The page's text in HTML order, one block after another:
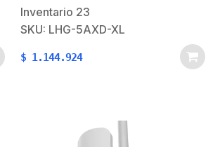
internet con una infraestructura
cercana, la nueva serie LHG Wi-Fi
6 está diseñada para el desafío. Y
aquí está lo…
Inventario 23
SKU: LHG-5AXD-XL
$ 1.144.924